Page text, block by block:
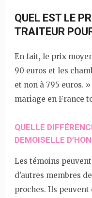
QUEL EST LE
TRAITEUR
En fait, le prix
90 euros et les
et non à 795 euros.
mariage en France
QUELLE
DEMOISELLE
Les témoins
d’autres membres
proches. Ils